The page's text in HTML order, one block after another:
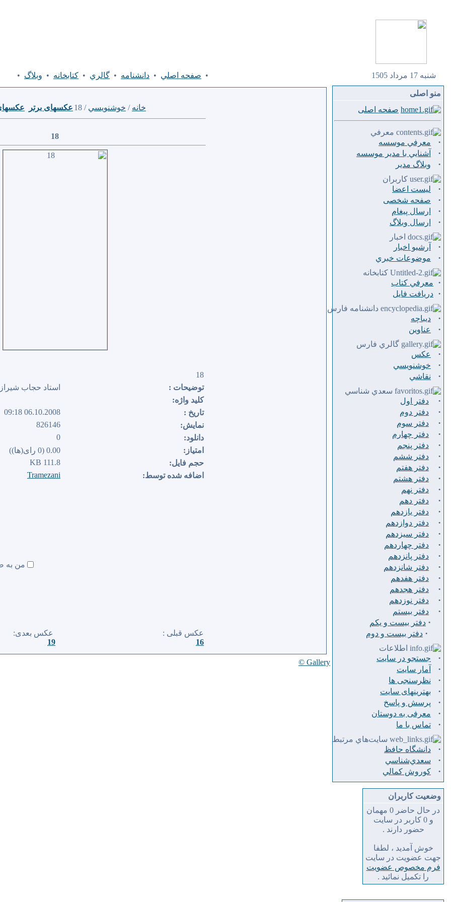
شنبه 17 مرداد 1505 • صفحه اصلي • دانشنامه • گالري • كتابخانه • وبلاگ •
منو اصلی
صفحه اصلی
معرفي
· معرفي موسسه
· آشنايي با مدير موسسه
·
وبلاگ مدير
کاربران
· لیست اعضا
· صفحه شخصی
· ارسال پيغام
·
ارسال وبلاگ
اخبار
· آرشیو اخبار
·
موضوعات خبري
كتابخانه
· معرفي كتاب
· دريافت فايل
دانشنامه فارس
· ديباچه
·
عناوين
گالري فارس
· عكس
· خوشنويسي
·
نقاشي
سعدي شناسي
· دفتر اول
· دفتر دوم
· دفتر سوم
· دفتر چهارم
· دفتر پنجم
· دفتر ششم
· دفتر هفتم
· دفتر هشتم
· دفتر نهم
· دفتر دهم
· دفتر يازدهم
· دفتر دوازدهم
· دفتر سيزدهم
· دفتر چهاردهم
· دفتر پانزدهم
· دفتر شانزدهم
· دفتر هفدهم
· دفتر هجدهم
· دفتر نوزدهم
· دفتر بیستم
· دفتر بیست و یکم
· دفتر بیست و دوم
اطلاعات
· جستجو در سایت
· آمار سایت
· نظرسنجی ها
· بهترینهای سایت
· پرسش و پاسخ
· معرفی به دوستان
·
تماس با ما
سايت‌هاي مرتبط
· دانشگاه حافظ
· سعدي‌شناسي
· كوروش كمالي
وضعیت کاربران
در حال حاضر 0 مهمان
و 0 کاربر در سایت
حضور دارند .
خوش آمدید ، لطفا
جهت عضویت در سایت
فرم مخصوص عضویت
را تکمیل نمائید .
خانه / خوشنويسي / 18 عكسهای برتر
18
18
توضیحات :
استاد حجاب
كلید واژه:
تاریخ :
06.10.2008 09:18
نمایش:
826146
دانلود:
0
امتیاز:
0.00 (0 رای(ها))
حجم فایل:
111.8 KB
اضافه شده توسط:
Tramezani
من به
عكس قبلی :
16
عكس بعدی:
19
Gallery ©